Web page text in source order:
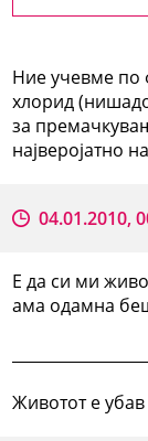
Ние учевме по
хлорид
за
најверојатно
04.01.2010,
Е да си ми
ама одамна
Животот е